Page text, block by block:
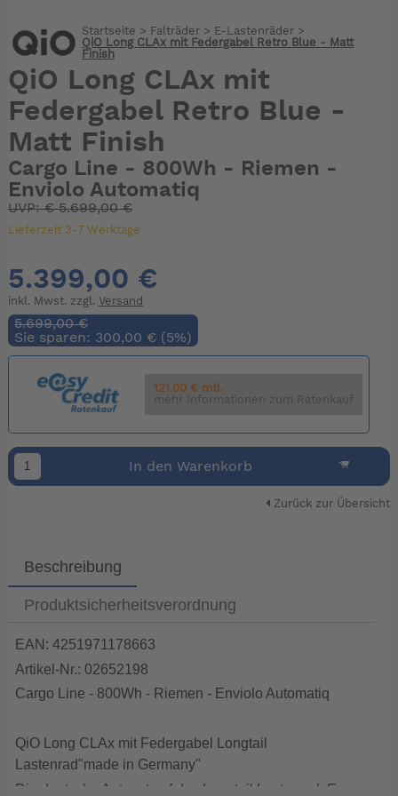
Startseite > Falträder > E-Lastenräder >
QiO Long CLAx mit Federgabel Retro Blue - Matt
Finish
QiO Long CLAx mit
Federgabel Retro Blue -
Matt Finish
Cargo Line - 800Wh - Riemen -
Enviolo Automatiq
UVP:€5.699,00 €
Lieferzeit 3-7 Werktage
5.399,00 €
inkl. Mwst. zzgl. Versand
5.699,00 €
Sie sparen: 300,00 € (5%)
121.00 € mtl.
mehr Informationen zum Ratenkauf
In den Warenkorb
Zurück zur Übersicht
Beschreibung
Produktsicherheitsverordnung
EAN: 4251971178663
Artikel-Nr.: 02652198
Cargo Line - 800Wh - Riemen - Enviolo Automatiq
QiO Long CLAx mit Federgabel Longtail
Lastenrad"made in Germany"
Die deutsche Antwort auf das Longtail Lastenrad. Es